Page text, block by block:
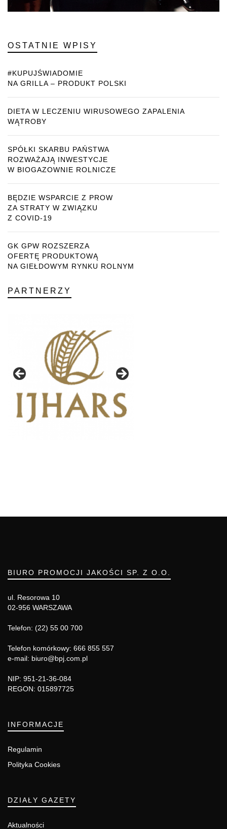
OSTATNIE WPISY
#KUPUJŚWIADOMIE
NA GRILLA – PRODUKT POLSKI
DIETA W LECZENIU WIRUSOWEGO ZAPALENIA
WĄTROBY
SPÓŁKI SKARBU PAŃSTWA
ROZWAŻAJĄ INWESTYCJE
W BIOGAZOWNIE ROLNICZE
BĘDZIE WSPARCIE Z PROW
ZA STRATY W ZWIĄZKU
Z COVID-19
GK GPW ROZSZERZA
OFERTĘ PRODUKTOWĄ
NA GIEŁDOWYM RYNKU ROLNYM
PARTNERZY
BIURO PROMOCJI JAKOŚCI SP. Z O.O.
ul. Resorowa 10
02-956 WARSZAWA
Telefon: (22) 55 00 700
Telefon komórkowy: 666 855 557
e-mail: biuro@bpj.com.pl
NIP: 951-21-36-084
REGON: 015897725
INFORMACJE
Regulamin
Polityka Cookies
DZIAŁY GAZETY
Aktualności